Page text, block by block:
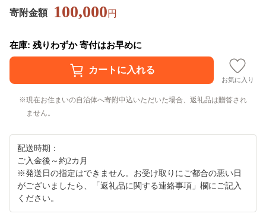
寄附金額 100,000円
在庫: 残りわずか 寄付はお早めに
お気に入り
現在お住まいの自治体へ寄附申込いただいた場合、返礼品は贈答され
ません。
配送時期：
ご入金後～約2カ月
※発送日の指定はできません。お受け取りにご都合の悪い日
がございましたら、「返礼品に関する連絡事項」欄にご記入
ください。